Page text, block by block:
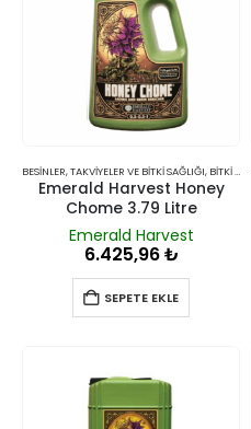
BESINLER, TAKVIYELER VE BITKI SAĞLIĞI, BITKI BESINLERI VE TAKVIYELERI
Emerald Harvest Honey
Chome 3.79 Litre
Emerald Harvest
6.425,96₺
SEPETE EKLE